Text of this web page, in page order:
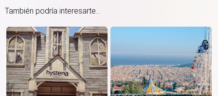
También podría interesarte...